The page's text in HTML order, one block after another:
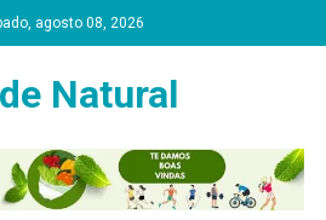
agosto 08, 2026
Natural